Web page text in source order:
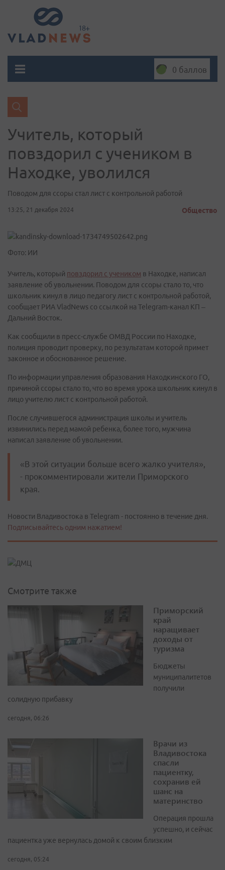
0 баллов
Учитель, который
повздорил с учеником в
Находке, уволился
Поводом для ссоры стал лист с контрольной работой
13:25, 21 декабря 2024 Общество
Фото: ИИ
Учитель, который повздорил с учеником в Находке, написал
заявление об увольнении. Поводом для ссоры стало то, что
школьник кинул в лицо педагогу лист с контрольной работой,
сообщает РИА VladNews со ссылкой на Telegram-канал КП –
Дальний Восток.
Как сообщили в пресс-службе ОМВД России по Находке,
полиция проводит проверку, по результатам которой примет
законное и обоснованное решение.
По информации управления образования Находкинского ГО,
причиной ссоры стало то, что во время урока школьник кинул в
лицо учителю лист с контрольной работой.
После случившегося администрация школы и учитель
извинились перед мамой ребенка, более того, мужчина
написал заявление об увольнении.
«В этой ситуации больше всего жалко учителя»,
- прокомментировали жители Приморского
края.
Новости Владивостока в Telegram - постоянно в течение дня.
Подписывайтесь одним нажатием!
Смотрите также
Приморский
край
наращивает
доходы от
туризма
Бюджеты
муниципалитетов
получили
солидную прибавку
сегодня, 06:26
Врачи из
Владивостока
спасли
пациентку,
сохранив ей
шанс на
материнство
Операция прошла
успешно, и сейчас
пациентка уже вернулась домой к своим близким
сегодня, 05:24